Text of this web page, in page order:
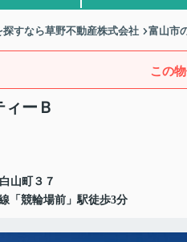
すなら草野不動産株式会社 富山市
この
ーＢ
山町
３７
「競輪場前」駅徒歩3分